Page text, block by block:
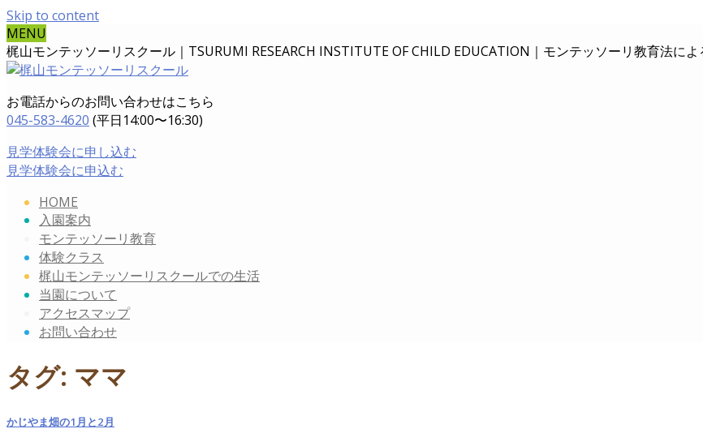
Skip to content
MENU
梶山モンテッソーリスクール｜TSURUMI RESEARCH INSTITUTE OF CHILD EDUCATION｜ モンテッソーリ教育法に
お電話からのお問い合わせはこちら
045-583-4620 (平日14:00〜16:30)
見学体験会に申し込む
見学体験会に申込む
HOME
入園案内
モンテッソーリ教育
体験クラス
梶山モンテッソーリスクールでの生活
当園について
アクセスマップ
お問い合わせ
タグ: ママ
かじやま畑の1月と2月